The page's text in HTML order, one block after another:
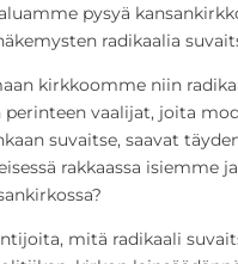
pysyä
radikaalia
kirkkoomme niin
vaalijat, joita
suvaitse, saavat
rakkaassa isiemme
mitä radikaali